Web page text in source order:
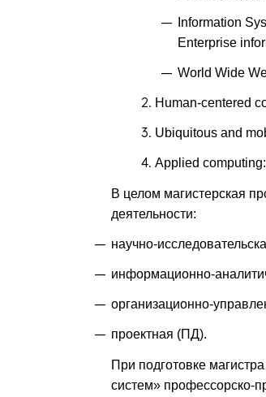
Information
Enterprise
World Wide
Human-centered
Ubiquitous and
Applied
В целом магистерская
деятельности:
научно-
информационно-
организационно-
проектная (ПД).
При подготовке
систем» профессорско-